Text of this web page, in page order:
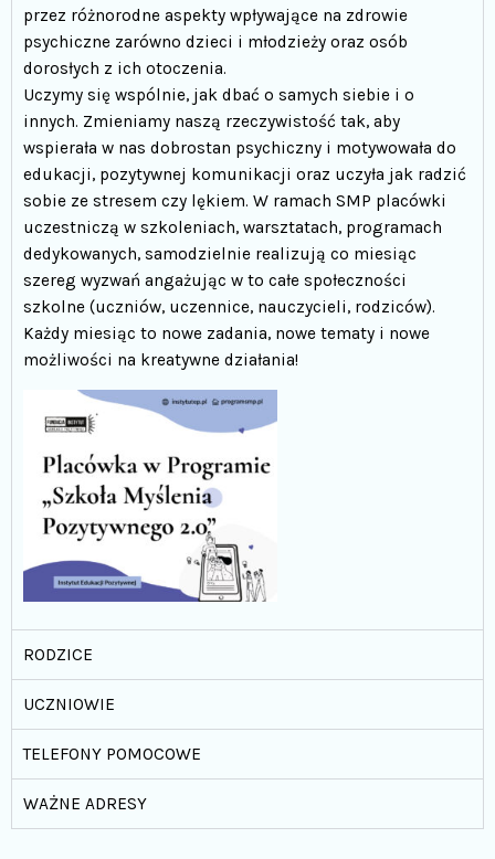
przez różnorodne aspekty wpływające na zdrowie
psychiczne zarówno dzieci i młodzieży oraz osób
dorosłych z ich otoczenia.
Uczymy się wspólnie, jak dbać o samych siebie i o
innych. Zmieniamy naszą rzeczywistość tak, aby
wspierała w nas dobrostan psychiczny i motywowała do
edukacji, pozytywnej komunikacji oraz uczyła jak radzić
sobie ze stresem czy lękiem. W ramach SMP placówki
uczestniczą w szkoleniach, warsztatach, programach
dedykowanych, samodzielnie realizują co miesiąc
szereg wyzwań angażując w to całe społeczności
szkolne (uczniów, uczennice, nauczycieli, rodziców).
Każdy miesiąc to nowe zadania, nowe tematy i nowe
możliwości na kreatywne działania!
RODZICE
UCZNIOWIE
TELEFONY POMOCOWE
WAŻNE ADRESY